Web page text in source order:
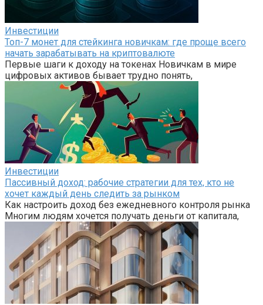
Инвестиции
Топ-7 монет для стейкинга новичкам: где проще всего
начать зарабатывать на криптовалюте
Первые шаги к доходу на токенах Новичкам в мире
цифровых активов бывает трудно понять,
Инвестиции
Пассивный доход: рабочие стратегии для тех, кто не
хочет каждый день следить за рынком
Как настроить доход без ежедневного контроля рынка
Многим людям хочется получать деньги от капитала,